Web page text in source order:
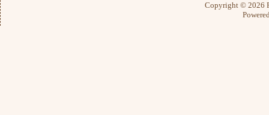
Copyright © 2026